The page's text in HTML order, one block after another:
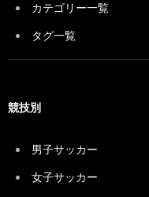
カテゴリー一覧
タグ一覧
競技別
男子サッカー
女子サッカー